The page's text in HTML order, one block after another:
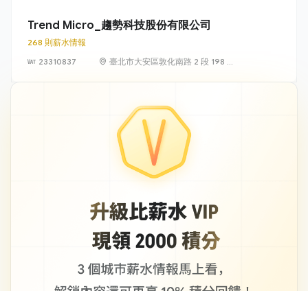
Trend Micro_趨勢科技股份有限公司
268 則薪水情報
23310837
臺北市大安區敦化南路 2 段 198 號